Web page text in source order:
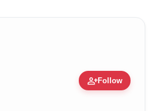
person_addFollow